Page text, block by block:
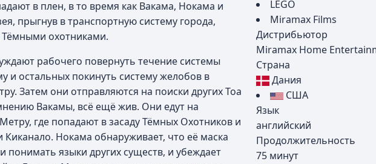
LEGO
Miramax Films
Дистрибьютор
Miramax Home
Страна
Дания
США
Язык
английский
Продолжительность
75 минут
в плен, в то время как Вакама, Нокама и
прыгнув в транспортную систему города,
охотниками.
рабочего повернуть течение системы
и остальных покинуть систему желобов в
Затем они отправляются на поиски других Тоа
Вакамы, всё ещё жив. Они едут на
где попадают в засаду Тёмных Охотников и
Киканало. Нокама обнаруживает, что её маска
понимать языки других существ, и убеждает